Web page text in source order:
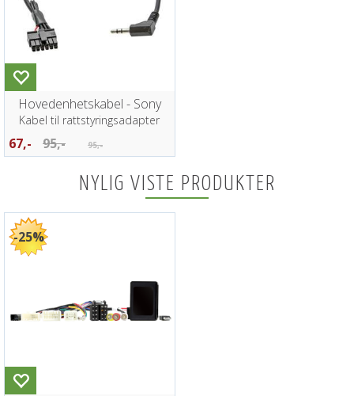
Hovedenhetskabel - Sony
Kabel til rattstyringsadapter
67,- 95,- 95,-
NYLIG VISTE PRODUKTER
25%